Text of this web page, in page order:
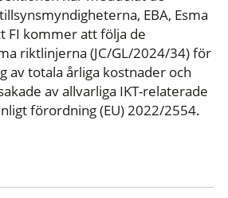
EBA, Esma
FI kommer att följa de
riktlinjerna (JC/GL/2024/34) för
av totala årliga kostnader och
av allvarliga IKT-relaterade
förordning (EU) 2022/2554.